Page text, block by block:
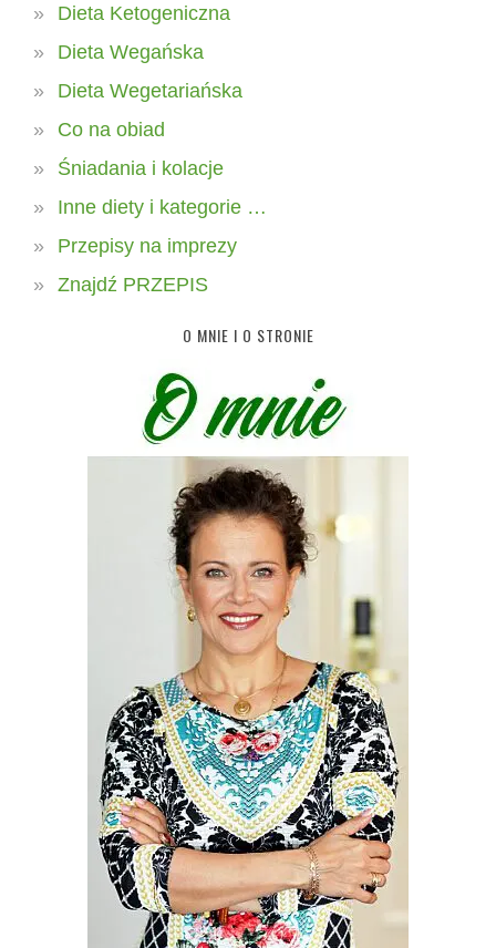
Dieta Ketogeniczna
Dieta Wegańska
Dieta Wegetariańska
Co na obiad
Śniadania i kolacje
Inne diety i kategorie …
Przepisy na imprezy
Znajdź PRZEPIS
O MNIE I O STRONIE